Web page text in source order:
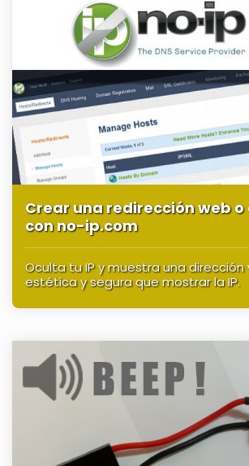
Crear una redirección web
con no-ip.com
Oculta tu IP y muestra una dirección
estética y segura que mostrar la IP.